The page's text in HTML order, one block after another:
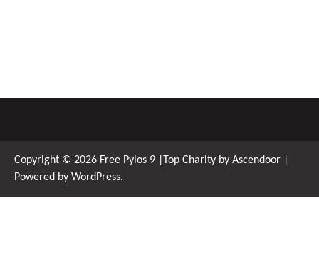
Copyright © 2026 Free Pylos 9 |Top Charity by Ascendoor
Powered by WordPress.